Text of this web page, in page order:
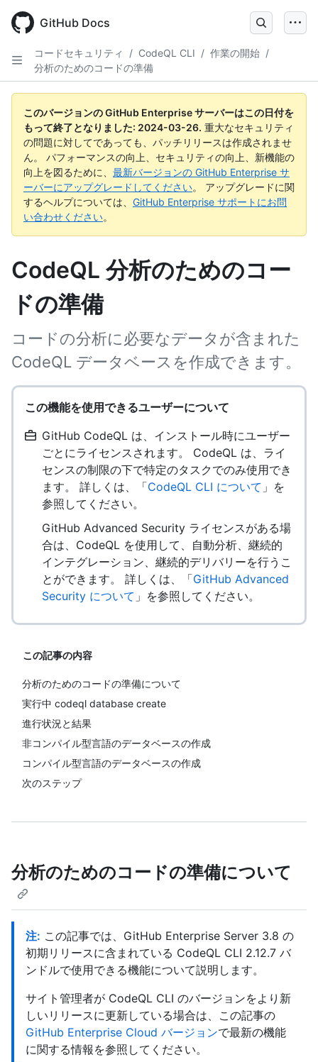
main
GitHub Docs
コードセキュリティ / CodeQL CLI / 作業の開始 /
分析のためのコードの準備
このバージョンの GitHub Enterprise サーバーはこの日付を
もって終了となりました: 2024-03-26. 重大なセキュリティ
の問題に対してであっても、パッチリリースは作成されませ
ん。 パフォーマンスの向上、セキュリティの向上、新機能の
向上を図るために、 最新バージョンの GitHub Enterprise サ
ーバーにアップグレードしてください。 アップグレードに関
するヘルプについては、 GitHub Enterprise サポートにお問
い合わせください。
CodeQL 分析のためのコー
ドの準備
コードの分析に必要なデータが含まれた
CodeQL データベースを作成できます。
この機能を使用できるユーザーについて
GitHub CodeQL は、インストール時にユーザー
ごとにライセンスされます。 CodeQL は、ライ
センスの制限の下で特定のタスクでのみ使用でき
ます。 詳しくは、「CodeQL CLI について 」を
参照してください。
GitHub Advanced Security ライセンスがある場
合は、CodeQL を使用して、自動分析、継続的
インテグレーション、継続的デリバリーを行うこ
とができます。 詳しくは、「GitHub Advanced
Security について 」を参照してください。
この記事の内容
分析のためのコードの準備について
実行中 codeql database create
進行状況と結果
非コンパイル型言語のデータベースの作成
コンパイル型言語のデータベースの作成
次のステップ
分析のためのコードの準備について
注: この記事では、GitHub Enterprise Server 3.8 の
初期リリースに含まれている CodeQL CLI 2.12.7 バ
ンドルで使用できる機能について説明します。
サイト管理者が CodeQL CLI のバージョンをより新
しいリリースに更新している場合は、この記事の
GitHub Enterprise Cloud バージョンで最新の機能
に関する情報を参照してください。